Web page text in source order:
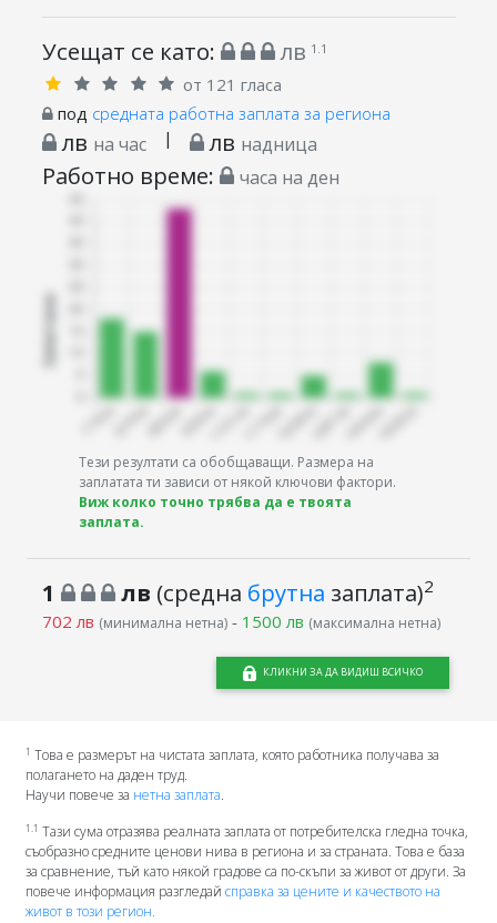
Усещат се като: лв 1.1
от 121 гласа
под средната работна заплата за региона
лв на час | лв надница
Работно време: часа на ден
Тези резултати са обобщаващи. Размера на
заплатата ти зависи от някой ключови фактори.
Виж колко точно трябва да е твоята
заплата.
1 лв (средна брутна заплата)2
702 лв (минимална нетна)- 1500 лв (максимална нетна)
КЛИКНИ ЗА ДА ВИДИШ ВСИЧКО
1 Това е размерът на чистата заплата, която работника получава за
полагането на даден труд.
Научи повече за нетна заплата.
1.1 Тази сума отразява реалната заплата от потребителска гледна точка,
съобразно средните ценови нива в региона и за страната. Това е база
за сравнение, тъй като някой градове са по-скъпи за живот от други. За
повече информация разгледай справка за цените и качеството на
живот в този регион.